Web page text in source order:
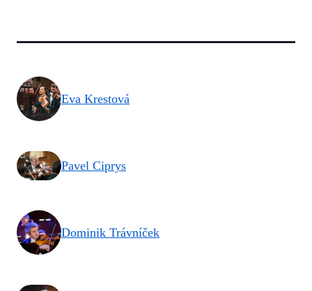
Eva Krestová
Pavel Ciprys
Dominik Trávníček